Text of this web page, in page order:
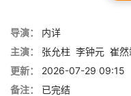
导演：
内详
主演：
张允柱 李钟元 崔然
更新：
2026-07-29 09:15
备注：
已完结